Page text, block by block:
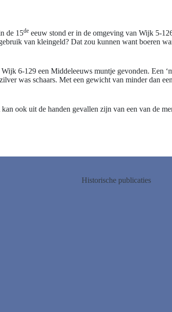
de 15de eeuw stond er in de omgeving van Wijk 5-
van kleingeld? Dat zou kunnen want boeren
6-129 een Middeleeuws muntje gevonden. Een
was schaars. Met een gewicht van minder dan
ook uit de handen gevallen zijn van een van de
Historische publicaties